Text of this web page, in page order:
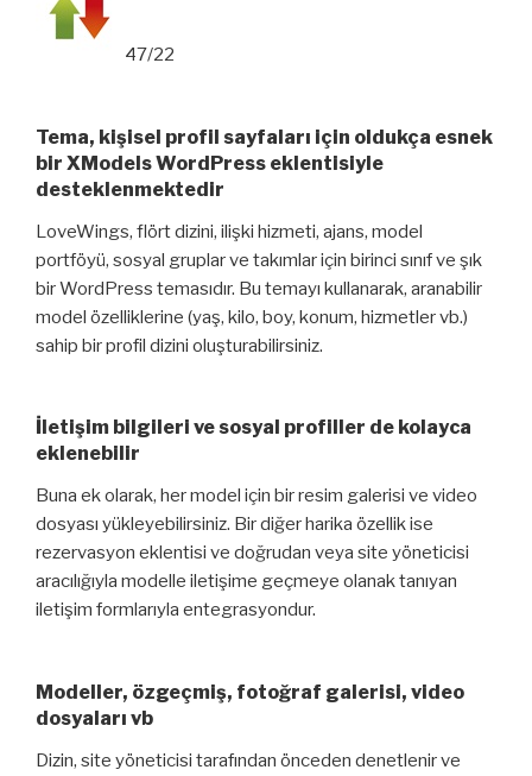
47/22
Tema, kişisel profil sayfaları için oldukça esnek
bir XModels WordPress eklentisiyle
desteklenmektedir
LoveWings, flört dizini, ilişki hizmeti, ajans, model
portföyü, sosyal gruplar ve takımlar için birinci sınıf ve şık
bir WordPress temasıdır. Bu temayı kullanarak, aranabilir
model özelliklerine (yaş, kilo, boy, konum, hizmetler vb.)
sahip bir profil dizini oluşturabilirsiniz.
İletişim bilgileri ve sosyal profiller de kolayca
eklenebilir
Buna ek olarak, her model için bir resim galerisi ve video
dosyası yükleyebilirsiniz. Bir diğer harika özellik ise
rezervasyon eklentisi ve doğrudan veya site yöneticisi
aracılığıyla modelle iletişime geçmeye olanak tanıyan
iletişim formlarıyla entegrasyondur.
Modeller, özgeçmiş, fotoğraf galerisi, video
dosyaları vb
Dizin, site yöneticisi tarafından önceden denetlenir ve